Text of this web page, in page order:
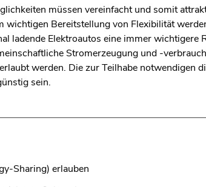
müssen vereinfacht und somit
wichtigen Bereitstellung von Flexibilität
ladende Elektroautos eine immer wichtigere
Stromerzeugung und -
werden. Die zur Teilhabe notwendigen
sein.
Sharing) erlauben